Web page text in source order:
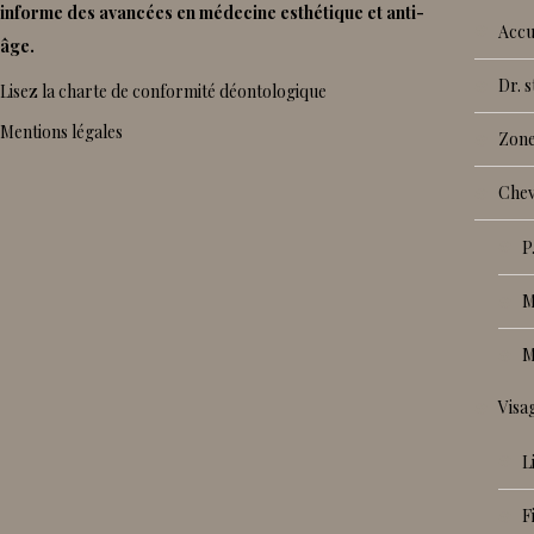
informe des avancées en médecine esthétique et anti-
âge.
Lisez la charte de conformité déontologique
Mentions légales
dr.